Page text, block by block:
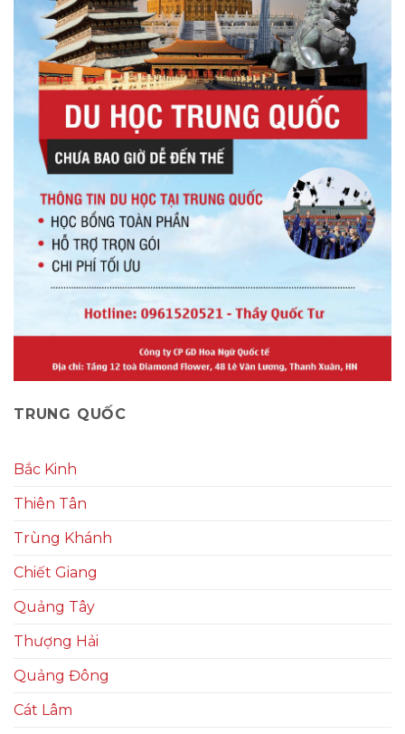
TRUNG QUỐC
Bắc Kinh
Thiên Tân
Trùng Khánh
Chiết Giang
Quảng Tây
Thượng Hải
Quảng Đông
Cát Lâm